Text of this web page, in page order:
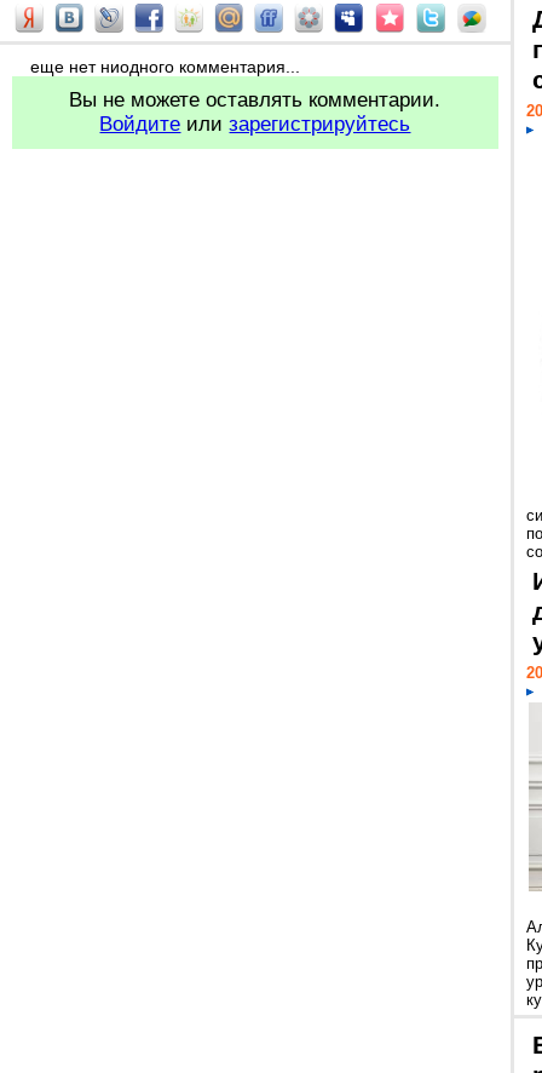
еще нет ниодного комментария...
Вы не можете оставлять комментарии.
Войдите илизарегистрируйтесь